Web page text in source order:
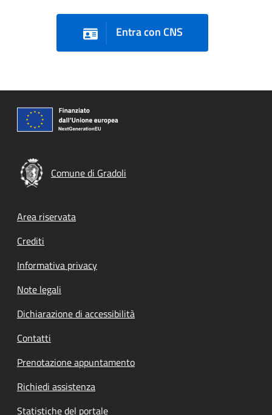
Entra con CNS
Comune di Gradoli
Footer menu
Area riservata
Crediti
Informativa privacy
Note legali
Dichiarazione di accessibilità
Contatti
Prenotazione appuntamento
Richiedi assistenza
Statistiche del portale